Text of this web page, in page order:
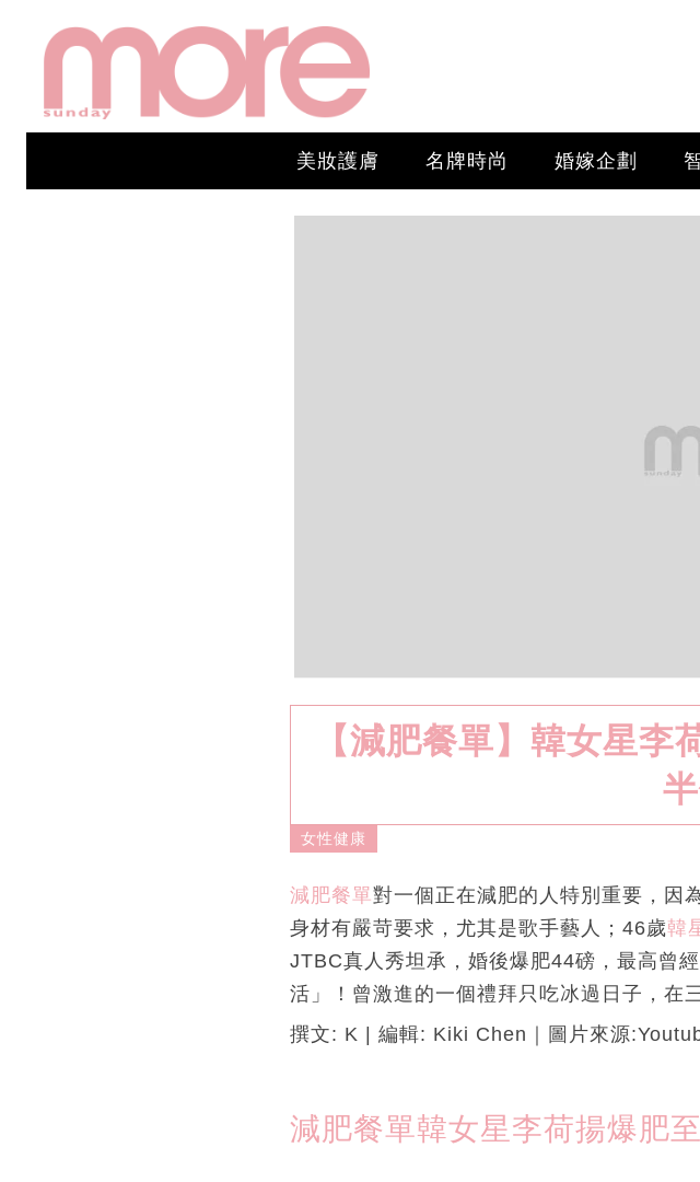
美妝護膚 名牌時尚 婚嫁企劃
【減肥餐單】韓女星
女性健康
減肥餐單對一個正在減肥的人特別重要，因
身材有嚴苛要求，尤其是歌手藝人；46歲韓
JTBC真人秀坦承，婚後爆肥44磅，最高曾
活」！曾激進的一個禮拜只吃冰過日子，在
撰文: K | 編輯: Kiki Chen｜圖片來源
減肥餐單韓女星李荷揚爆肥